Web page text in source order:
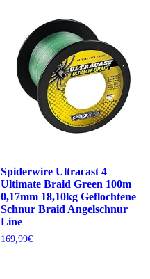
Spiderwire Ultracast 4
Ultimate Braid Green 100m
0,17mm 18,10kg Geflochtene
Schnur Braid Angelschnur
Line
169,99€